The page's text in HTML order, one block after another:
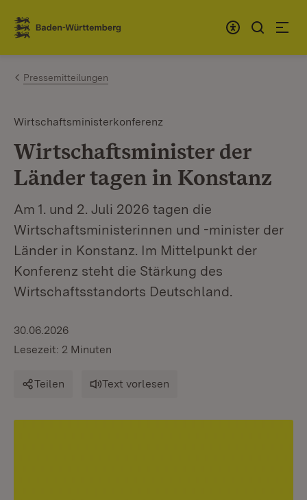
Zum Inhalt springen
Link zur Startseite
Pressemitteilungen
Wirtschaftsministerkonferenz
Wirtschaftsminister der
Länder tagen in Konstanz
Am 1. und 2. Juli 2026 tagen die
Wirtschaftsministerinnen und -minister der
Länder in Konstanz. Im Mittelpunkt der
Konferenz steht die Stärkung des
Wirtschaftsstandorts Deutschland.
30.06.2026
Lesezeit: 2 Minuten
Teilen Text vorlesen